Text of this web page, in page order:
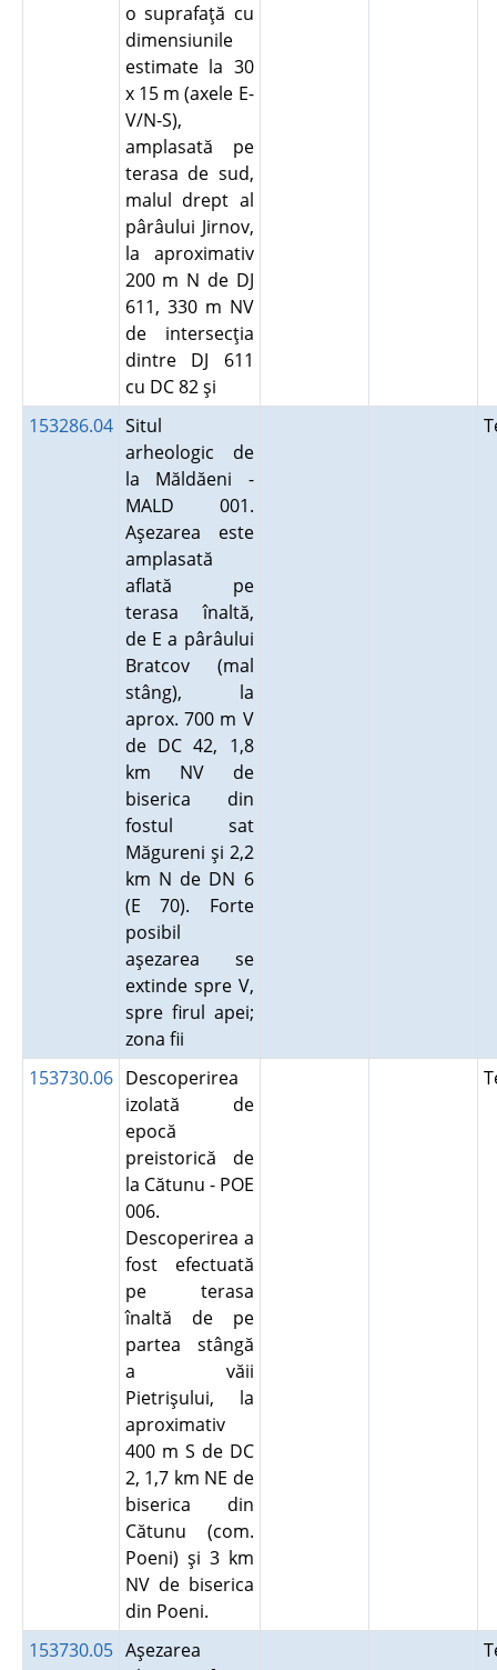
o suprafaţă cu
dimensiunile
estimate la 30
x 15 m (axele E-
V/N-S),
amplasată pe
terasa de sud,
malul drept al
pârâului Jirnov,
la aproximativ
200 m N de DJ
611, 330 m NV
de intersecţia
dintre DJ 611
cu DC 82 şi
153286.04 Situl
arheologic de
la Măldăeni -
MALD 001.
Aşezarea este
amplasată
aflată pe
terasa înaltă,
de E a pârâului
Bratcov (mal
stâng), la
aprox. 700 m V
de DC 42, 1,8
km NV de
biserica din
fostul sat
Măgureni şi 2,2
km N de DN 6
(E 70). Forte
posibil
aşezarea se
extinde spre V,
spre firul apei;
zona fii
153730.06 Descoperirea
izolată de
epocă
preistorică de
la Cătunu - POE
006.
Descoperirea a
fost efectuată
pe terasa
înaltă de pe
partea stângă
a văii
Pietrişului, la
aproximativ
400 m S de DC
2, 1,7 km NE de
biserica din
Cătunu (com.
Poeni) şi 3 km
NV de biserica
din Poeni.
153730.05 Aşezarea